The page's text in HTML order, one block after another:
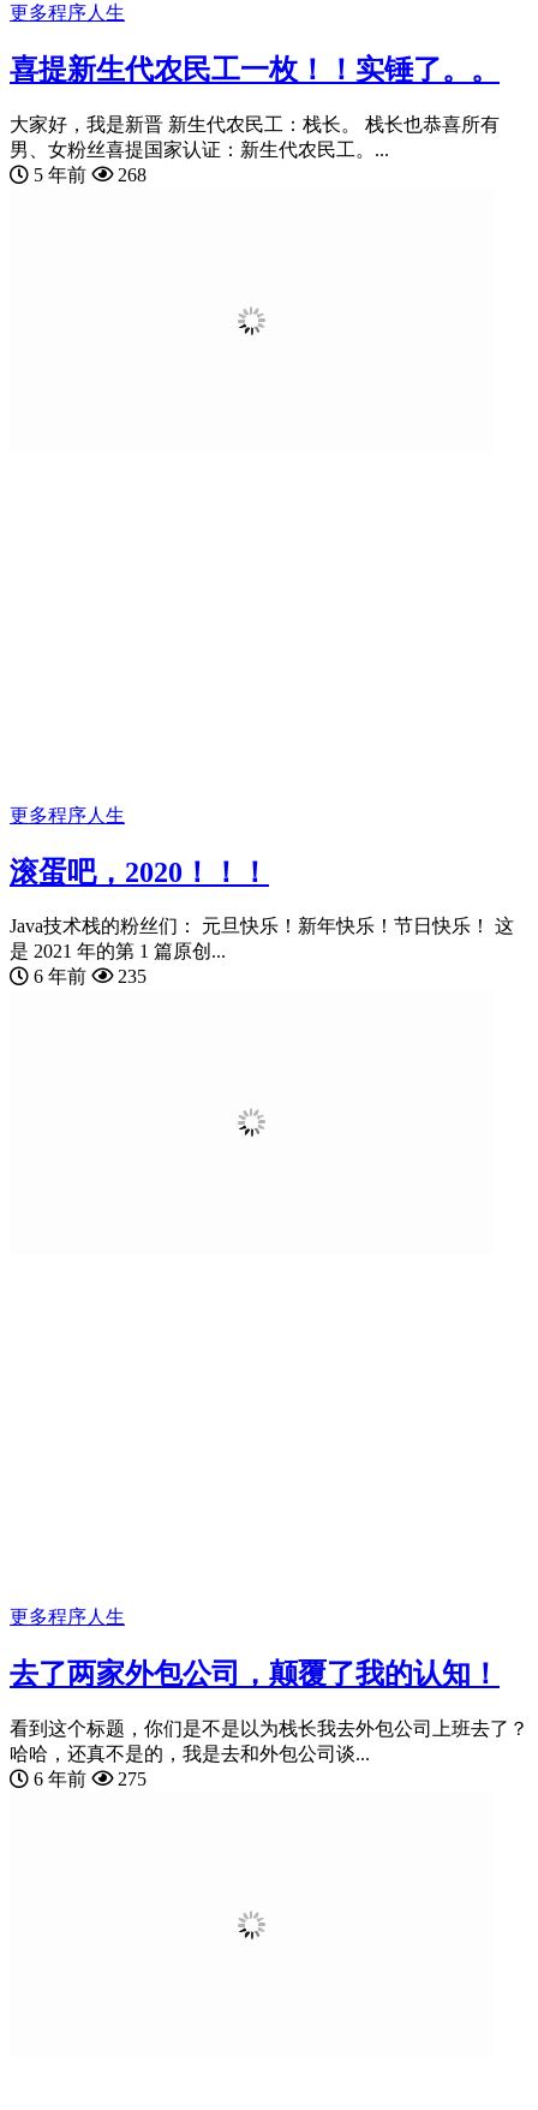
更多程序人生
喜提新生代农民工一枚！！实锤了。。
大家好，我是新晋 新生代农民工：栈长。 栈长也恭喜所有
男、女粉丝喜提国家认证：新生代农民工。...
5 年前
268
更多程序人生
滚蛋吧，2020！！！
Java技术栈的粉丝们： 元旦快乐！新年快乐！节日快乐！ 这
是 2021 年的第 1 篇原创...
6 年前
235
更多程序人生
去了两家外包公司，颠覆了我的认知！
看到这个标题，你们是不是以为栈长我去外包公司上班去了？
哈哈，还真不是的，我是去和外包公司谈...
6 年前
275